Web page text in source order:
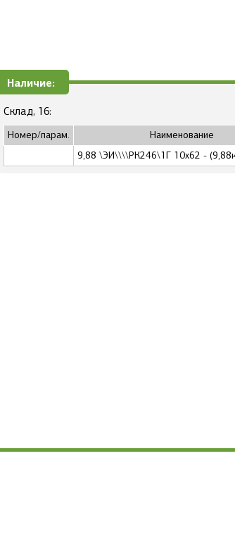
Наличие:
Склад, 16:
Номер/парам. Наименование
9,88 \ЭИ\\\\РК246\1Г 10x62 -